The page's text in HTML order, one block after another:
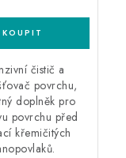
čistič a
povrchu,
doplněk pro
povrchu před
křemičitých